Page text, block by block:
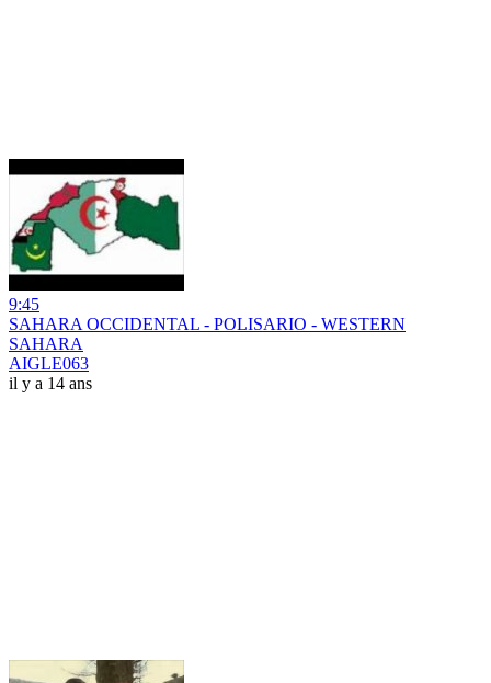
9:45
SAHARA OCCIDENTAL - POLISARIO - WESTERN
SAHARA
AIGLE063
il y a 14 ans